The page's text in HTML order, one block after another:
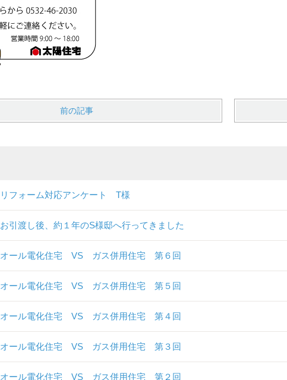
前の記事
リフォーム対応アンケート T様
お引渡し後、約１年のS様邸へ行ってきました
オール電化住宅 VS ガス併用住宅 第６回
オール電化住宅 VS ガス併用住宅 第５回
オール電化住宅 VS ガス併用住宅 第４回
オール電化住宅 VS ガス併用住宅 第３回
オール電化住宅 VS ガス併用住宅 第２回